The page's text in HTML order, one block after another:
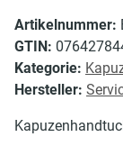
Artikelnummer:
GTIN:
Kategorie:
Hersteller: